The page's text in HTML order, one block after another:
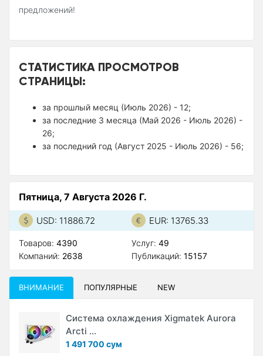
предложений!
СТАТИСТИКА ПРОСМОТРОВ
СТРАНИЦЫ:
за прошлый месяц (Июль 2026) - 12;
за последние 3 месяца (Май 2026 - Июль 2026) -
26;
за последний год (Август 2025 - Июль 2026) - 56;
Пятница, 7 Августа 2026 Г.
USD: 11886.72 EUR: 13765.33
Товаров: 4390
Компаний: 2638
Услуг: 49
Публикаций: 15157
ВНИМАНИЕ ПОПУЛЯРНЫЕ NEW
Система охлаждения Xigmatek Aurora
Arcti ...
1 491 700 сум